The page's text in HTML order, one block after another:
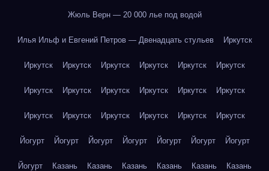
Жюль Верн — 20 000 лье под водой
Илья Ильф и Евгений Петров — Двенадцать стульев Иркутск
Иркутск Иркутск Иркутск Иркутск Иркутск Иркутск
Иркутск Иркутск Иркутск Иркутск Иркутск Иркутск
Иркутск Иркутск Иркутск Иркутск Иркутск Иркутск
Йогурт Йогурт Йогурт Йогурт Йогурт Йогурт Йогурт
Йогурт Казань Казань Казань Казань Казань Казань